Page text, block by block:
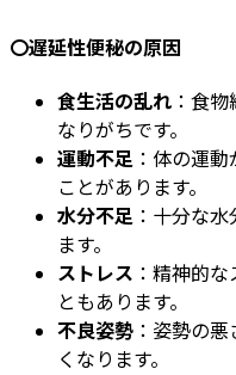
〇遅延性便秘の原因
食生活の乱れ ：食
なりがちです。
運動不足 ：体の運
ことがあります。
水分不足 ：十分な
ます。
ストレス ：精神的
ともあります。
不良姿勢 ：姿勢の
くなります。